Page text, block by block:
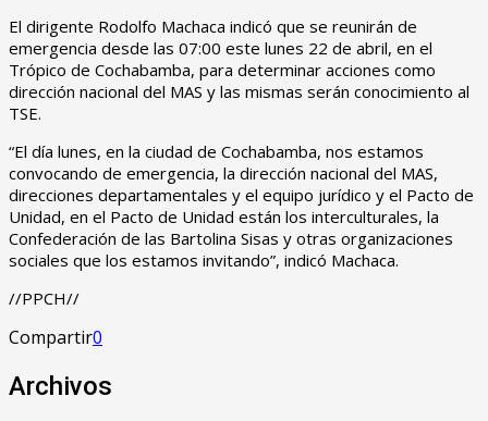
El dirigente Rodolfo Machaca indicó que se reunirán de
emergencia desde las 07:00 este lunes 22 de abril, en el
Trópico de Cochabamba, para determinar acciones como
dirección nacional del MAS y las mismas serán conocimiento al
TSE.
“El día lunes, en la ciudad de Cochabamba, nos estamos
convocando de emergencia, la dirección nacional del MAS,
direcciones departamentales y el equipo jurídico y el Pacto de
Unidad, en el Pacto de Unidad están los interculturales, la
Confederación de las Bartolina Sisas y otras organizaciones
sociales que los estamos invitando”, indicó Machaca.
//PPCH//
Compartir0
Archivos